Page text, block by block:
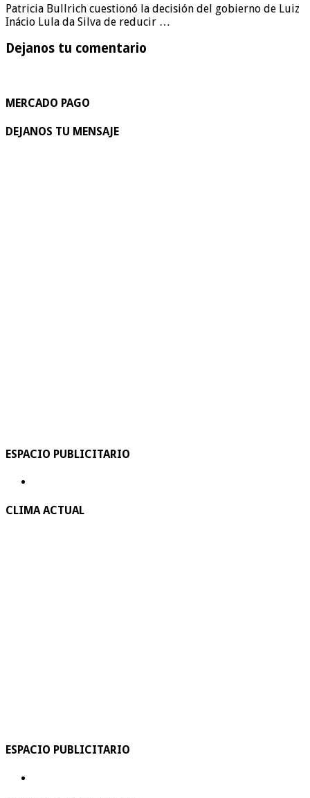
Patricia Bullrich cuestionó la decisión del gobierno de Luiz
Inácio Lula da Silva de reducir …
Dejanos tu comentario
MERCADO PAGO
DEJANOS TU MENSAJE
ESPACIO PUBLICITARIO
CLIMA ACTUAL
ESPACIO PUBLICITARIO